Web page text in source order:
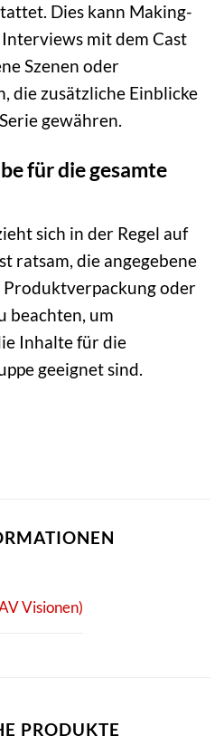
Dies kann Making-
mit dem Cast
Szenen oder
die zusätzliche Einblicke
gewähren.
für die gesamte
sich in der Regel auf
ratsam, die angegebene
oder
beachten, um
Inhalte für die
geeignet sind.
Visionen)
PRODUKTE